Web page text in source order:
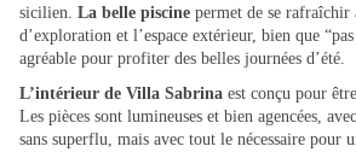
sicilien. La belle piscine permet de se rafraîchir
d’exploration et l’espace extérieur, bien que
agréable pour profiter des belles journées d’été.
L’intérieur de Villa Sabrina est conçu pour
Les pièces sont lumineuses et bien agencées,
sans superflu, mais avec tout le nécessaire pour